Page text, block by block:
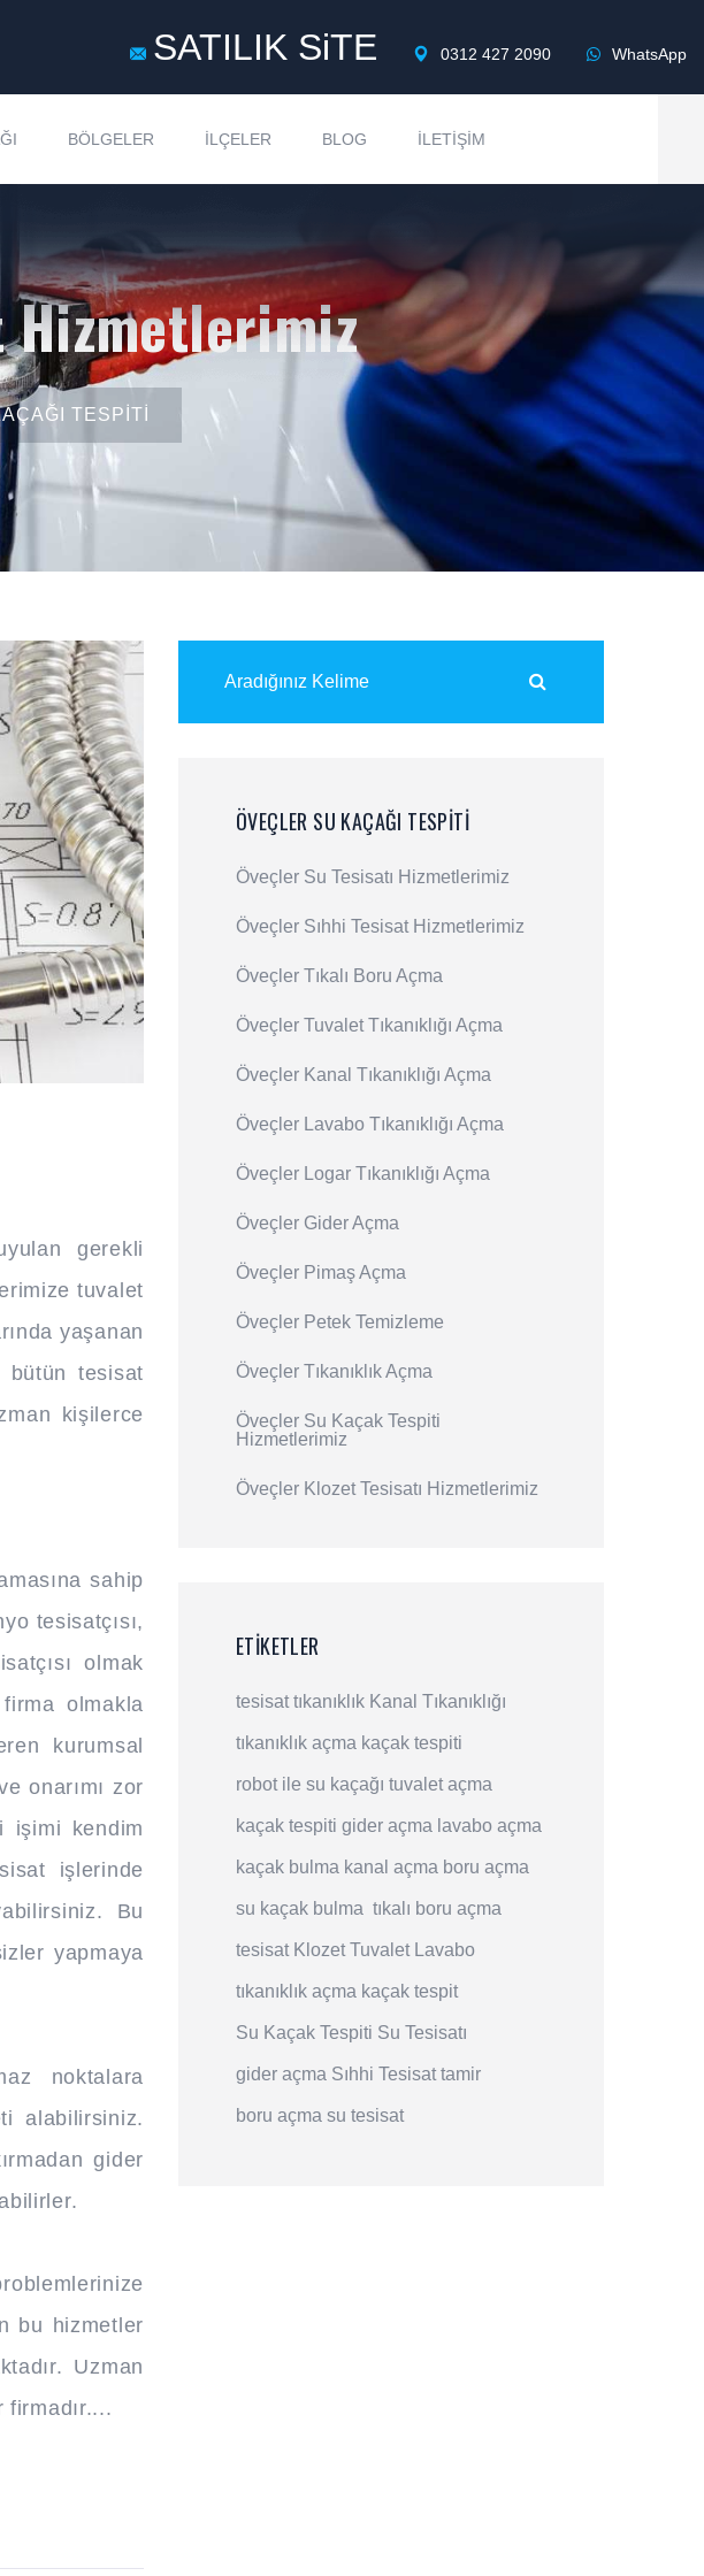
SATILIK SiTE 0312 427 2090 WhatsApp
BÖLGELER İLÇELER BLOG İLETIŞIM
Hizmetlerimiz
TESPITI
gerekli
tuvalet
yaşanan
bütün tesisat
kişilerce
sahip
tesisatçısı,
olmak
olmakla
kurumsal
onarımı zor
işimi kendim
işlerinde
Bu
yapmaya
noktalara
alabilirsiniz.
gider
bu hizmetler
Uzman
ÖVEÇLER SU KAÇAĞI TESPITI
Öveçler Su Tesisatı Hizmetlerimiz
Öveçler Sıhhi Tesisat Hizmetlerimiz
Öveçler Tıkalı Boru Açma
Öveçler Tuvalet Tıkanıklığı Açma
Öveçler Kanal Tıkanıklığı Açma
Öveçler Lavabo Tıkanıklığı Açma
Öveçler Logar Tıkanıklığı Açma
Öveçler Gider Açma
Öveçler Pimaş Açma
Öveçler Petek Temizleme
Öveçler Tıkanıklık Açma
Öveçler Su Kaçak Tespiti
Hizmetlerimiz
Öveçler Klozet Tesisatı Hizmetlerimiz
ETIKETLER
tesisat tıkanıklık Kanal Tıkanıklığı
tıkanıklık açma kaçak tespiti
robot ile su kaçağı tuvalet açma
kaçak tespiti gider açma lavabo açma
kaçak bulma kanal açma boru açma
su kaçak bulma tıkalı boru açma
tesisat Klozet Tuvalet Lavabo
tıkanıklık açma kaçak tespit
Su Kaçak Tespiti Su Tesisatı
gider açma Sıhhi Tesisat tamir
boru açma su tesisat